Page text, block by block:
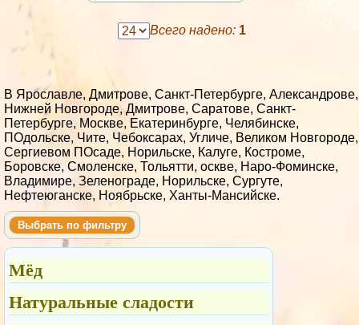
Всего надено: 1
В Ярославле, Дмитрове, Санкт-Петербурге, Александрове,
Нижней Новгороде, Дмитрове, Саратове, Санкт-
Петербурге, Москве, Екатеринбурге, Челябинске,
ПОдольске, Чите, Чебоксарах, Угличе, Великом Новгороде,
Сергиевом ПОсаде, Норильске, Калуге, Костроме,
Боровске, Смоленске, Тольятти, оскве, Наро-Фоминске,
Владимире, Зеленограде, Норильске, Сургуте,
Нефтеюганске, Ноябрьске, Ханты-Мансийске.
Выбрать по фильтру
Мёд
Натуральные сладости